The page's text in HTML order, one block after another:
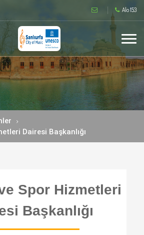
Alo 153
Dairesi Başkanlığı
Spor Hizmetleri
Başkanlığı